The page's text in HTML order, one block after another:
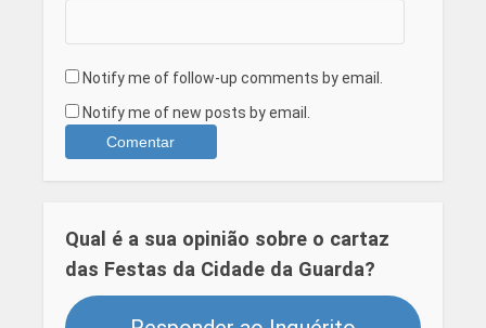
Notify me of follow-up comments by email.
Notify me of new posts by email.
Qual é a sua opinião sobre o cartaz
das Festas da Cidade da Guarda?